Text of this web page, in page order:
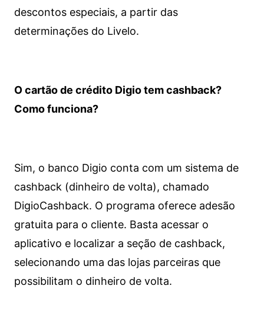
descontos especiais, a partir das
determinações do Livelo.
O cartão de crédito Digio tem cashback?
Como funciona?
Sim, o banco Digio conta com um sistema de
cashback (dinheiro de volta), chamado
DigioCashback. O programa oferece adesão
gratuita para o cliente. Basta acessar o
aplicativo e localizar a seção de cashback,
selecionando uma das lojas parceiras que
possibilitam o dinheiro de volta.